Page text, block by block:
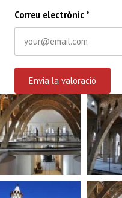
Correu electrònic *